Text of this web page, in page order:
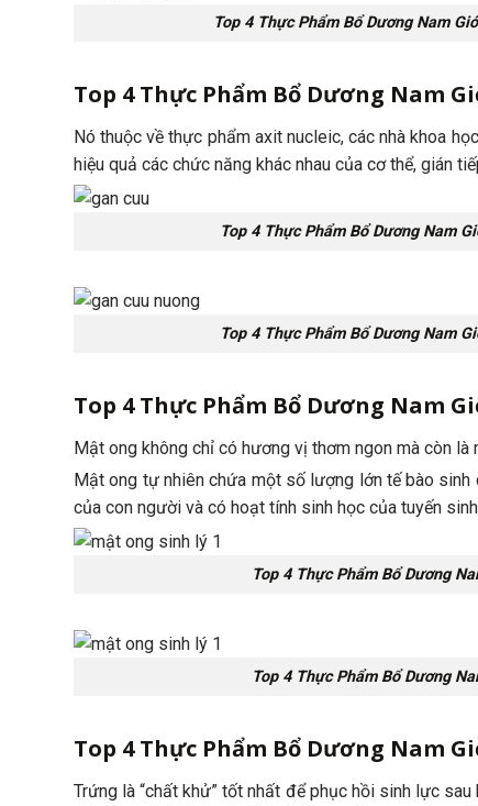
Top 4 Thực Phẩm Bổ Dương Nam
Top 4 Thực Phẩm Bổ Dương Nam
Nó thuộc về thực phẩm axit nucleic, các nhà khoa
hiệu quả các chức năng khác nhau của cơ thể, gián
Top 4 Thực Phẩm Bổ Dương Nam
Top 4 Thực Phẩm Bổ Dương Nam
Top 4 Thực Phẩm Bổ Dương Nam
Mật ong không chỉ có hương vị thơm ngon mà còn là
Mật ong tự nhiên chứa một số lượng lớn tế bào
của con người và có hoạt tính sinh học của tuyến
Top 4 Thực Phẩm Bổ Dương
Top 4 Thực Phẩm Bổ Dương
Top 4 Thực Phẩm Bổ Dương Nam
Trứng là “chất khử” tốt nhất để phục hồi sinh lực